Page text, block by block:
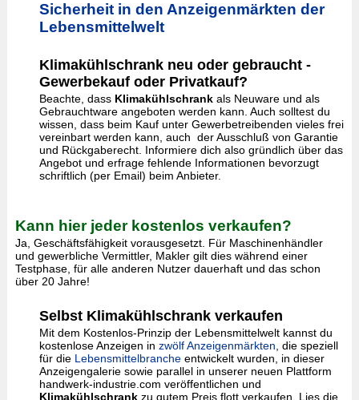
Sicherheit in den Anzeigenmärkten der
Lebensmittelwelt
Klimakühlschrank neu oder gebraucht -
Gewerbekauf oder Privatkauf?
Beachte, dass Klimakühlschrankals Neuware und als
Gebrauchtware angeboten werden kann. Auch solltest du
wissen, dass beim Kauf unter Gewerbetreibenden vieles frei
vereinbart werden kann, auch der Ausschluß von Garantie
und Rückgaberecht. Informiere dich also gründlich über das
Angebot und erfrage fehlende Informationen bevorzugt
schriftlich (per Email) beim Anbieter.
Kann hier jeder kostenlos verkaufen?
Ja, Geschäftsfähigkeit vorausgesetzt. Für Maschinenhändler
und gewerbliche Vermittler, Makler gilt dies während einer
Testphase, für alle anderen Nutzer dauerhaft und das schon
über 20 Jahre!
Selbst Klimakühlschrank verkaufen
Mit dem Kostenlos-Prinzip der Lebensmittelwelt kannst du
kostenlose Anzeigen in zwölf Anzeigenmärkten , die speziell
für die Lebensmittelbrancheentwickelt wurden, in dieser
Anzeigengalerie sowie parallel in unserer neuen Plattform
handwerk-industrie.com veröffentlichen und
Klimakühlschrankzu gutem Preis flott verkaufen. Lies die